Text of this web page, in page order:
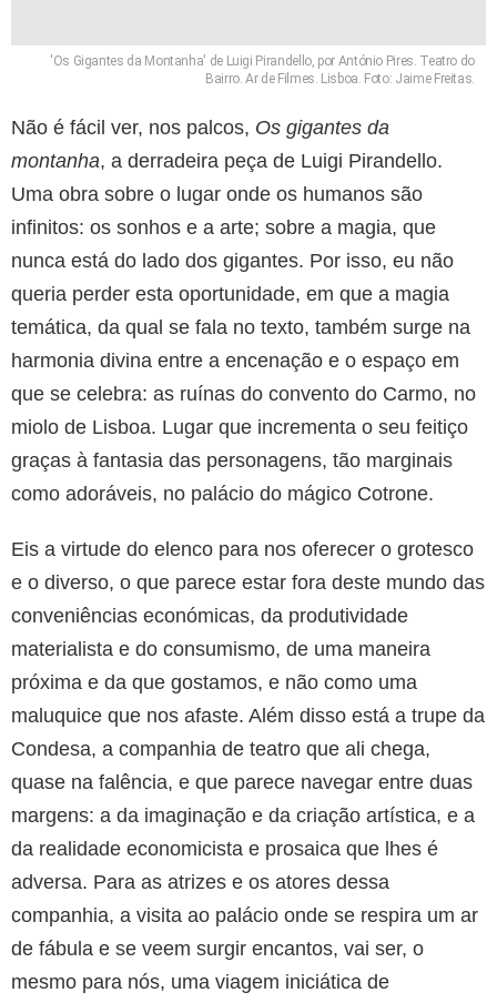
'Os Gigantes da Montanha' de Luigi Pirandello, por António Pires. Teatro do
Bairro. Ar de Filmes. Lisboa. Foto: Jaime Freitas.
Não é fácil ver, nos palcos, Os gigantes da
montanha, a derradeira peça de Luigi Pirandello.
Uma obra sobre o lugar onde os humanos são
infinitos: os sonhos e a arte; sobre a magia, que
nunca está do lado dos gigantes. Por isso, eu não
queria perder esta oportunidade, em que a magia
temática, da qual se fala no texto, também surge na
harmonia divina entre a encenação e o espaço em
que se celebra: as ruínas do convento do Carmo, no
miolo de Lisboa. Lugar que incrementa o seu feitiço
graças à fantasia das personagens, tão marginais
como adoráveis, no palácio do mágico Cotrone.
Eis a virtude do elenco para nos oferecer o grotesco
e o diverso, o que parece estar fora deste mundo das
conveniências económicas, da produtividade
materialista e do consumismo, de uma maneira
próxima e da que gostamos, e não como uma
maluquice que nos afaste. Além disso está a trupe da
Condesa, a companhia de teatro que ali chega,
quase na falência, e que parece navegar entre duas
margens: a da imaginação e da criação artística, e a
da realidade economicista e prosaica que lhes é
adversa. Para as atrizes e os atores dessa
companhia, a visita ao palácio onde se respira um ar
de fábula e se veem surgir encantos, vai ser, o
mesmo para nós, uma viagem iniciática de